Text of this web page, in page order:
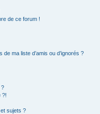
de ce forum !
ma liste d’amis ou d’ignorés ?
?
?!
sujets ?